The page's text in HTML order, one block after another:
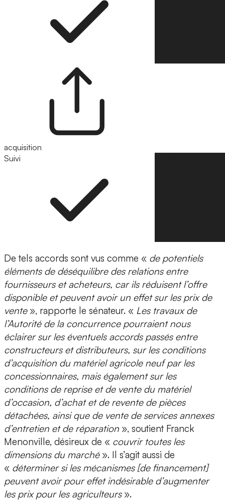
acquisition
Suivi
De tels accords sont vus comme « de potentiels
éléments de déséquilibre des relations entre
fournisseurs et acheteurs, car ils réduisent l’offre
disponible et peuvent avoir un effet sur les prix de
vente», rapporte le sénateur. « Les travaux de
l’Autorité de la concurrence pourraient nous
éclairer sur les éventuels accords passés entre
constructeurs et distributeurs, sur les conditions
d’acquisition du matériel agricole neuf par les
concessionnaires, mais également sur les
conditions de reprise et de vente du matériel
d’occasion, d’achat et de revente de pièces
détachées, ainsi que de vente de services annexes
d’entretien et de réparation », soutient Franck
Menonville, désireux de « couvrir toutes les
dimensions du marché». Il s’agit aussi de
« déterminer si les mécanismes [de financement]
peuvent avoir pour effet indésirable d’augmenter
les prix pour les agriculteurs».